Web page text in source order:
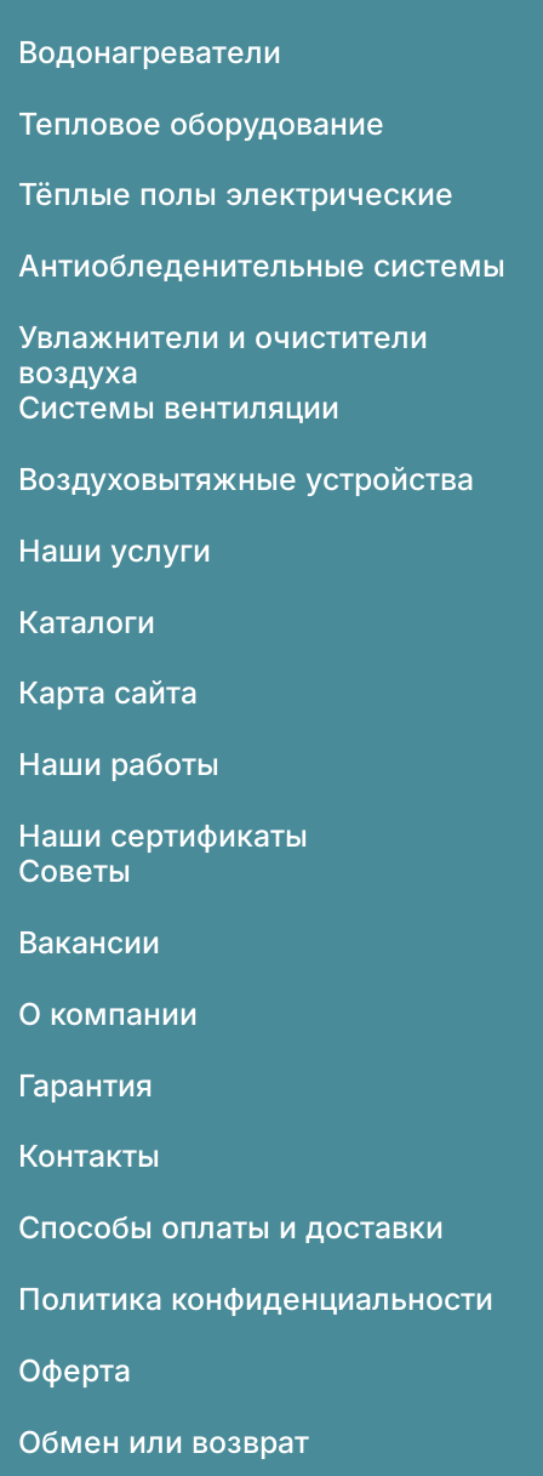
Водонагреватели
Тепловое оборудование
Тёплые полы электрические
Антиобледенительные системы
Увлажнители и очистители
воздуха
Системы вентиляции
Воздуховытяжные устройства
Наши услуги
Каталоги
Карта сайта
Наши работы
Наши сертификаты
Советы
Вакансии
О компании
Гарантия
Контакты
Способы оплаты и доставки
Политика конфиденциальности
Оферта
Обмен или возврат